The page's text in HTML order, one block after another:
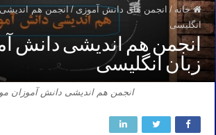
خانه / انجمن های دانش آموزی / انجمن هم
انگلیسی
انجمن هم اندیشی دانش
زبان انگلیسی
انجمن هم اندیشی دانش آموزان